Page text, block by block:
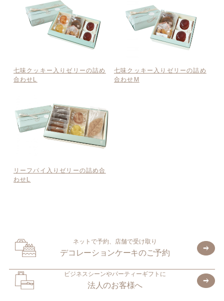
七味クッキー入りゼリーの詰め
合わせL
七味クッキー入りゼリーの詰め
合わせM
リーフパイ入りゼリーの詰め合
わせL
ネットで予約、店舗で受け取り
デコレーションケーキのご予約
ビジネスシーンやパーティーギフトに
法人のお客様へ